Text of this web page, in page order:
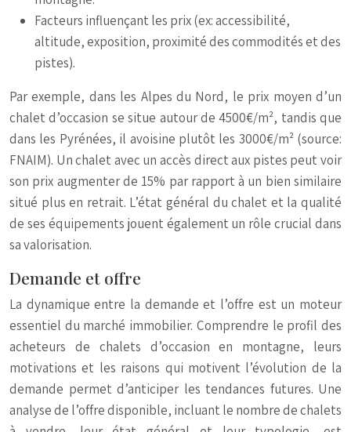
Facteurs influençant les prix (ex: accessibilité,
altitude, exposition, proximité des commodités et des
pistes).
Par exemple, dans les Alpes du Nord, le prix moyen d’un
chalet d’occasion se situe autour de 4500€/m², tandis que
dans les Pyrénées, il avoisine plutôt les 3000€/m² (source:
FNAIM). Un chalet avec un accès direct aux pistes peut voir
son prix augmenter de 15% par rapport à un bien similaire
situé plus en retrait. L’état général du chalet et la qualité
de ses équipements jouent également un rôle crucial dans
sa valorisation.
Demande et offre
La dynamique entre la demande et l’offre est un moteur
essentiel du marché immobilier. Comprendre le profil des
acheteurs de chalets d’occasion en montagne, leurs
motivations et les raisons qui motivent l’évolution de la
demande permet d’anticiper les tendances futures. Une
analyse de l’offre disponible, incluant le nombre de chalets